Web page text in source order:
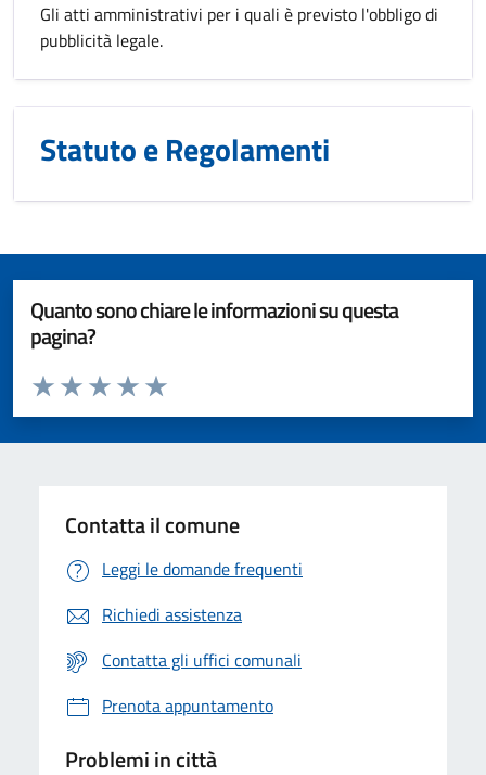
Gli atti amministrativi per i quali è previsto l'obbligo di
pubblicità legale.
Statuto e Regolamenti
Quanto sono chiare le informazioni su questa
pagina?
Valuta da 1 a 5 stelle la pagina
Valuta 5 stelle su 5
Valuta 4 stelle su 5
Valuta 3 stelle su 5
Valuta 2 stelle su 5
Valuta 1 stelle su 5
Contatta il comune
Leggi le domande frequenti
Richiedi assistenza
Contatta gli uffici comunali
Prenota appuntamento
Problemi in città